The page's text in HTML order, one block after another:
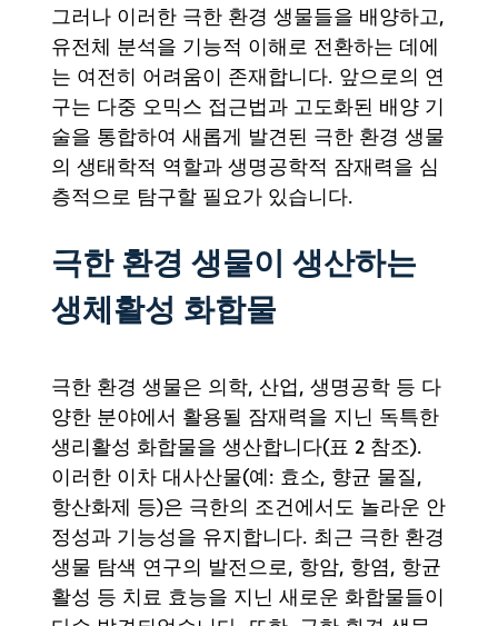
그러나 이러한 극한 환경 생물들을 배양하고,
유전체 분석을 기능적 이해로 전환하는 데에
는 여전히 어려움이 존재합니다. 앞으로의 연
구는 다중 오믹스 접근법과 고도화된 배양 기
술을 통합하여 새롭게 발견된 극한 환경 생물
의 생태학적 역할과 생명공학적 잠재력을 심
층적으로 탐구할 필요가 있습니다.
극한 환경 생물이 생산하는
생체활성 화합물
극한 환경 생물은 의학, 산업, 생명공학 등 다
양한 분야에서 활용될 잠재력을 지닌 독특한
생리활성 화합물을 생산합니다(표 2 참조).
이러한 이차 대사산물(예: 효소, 향균 물질,
항산화제 등)은 극한의 조건에서도 놀라운 안
정성과 기능성을 유지합니다. 최근 극한 환경
생물 탐색 연구의 발전으로, 항암, 항염, 항균
활성 등 치료 효능을 지닌 새로운 화합물들이